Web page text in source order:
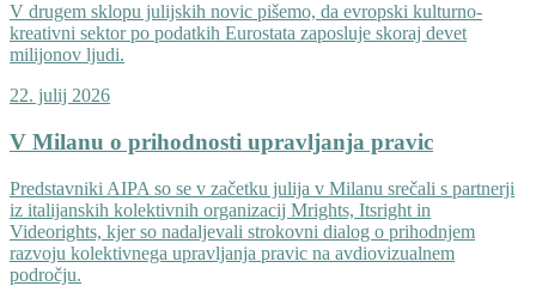
V drugem sklopu julijskih novic pišemo, da evropski kulturno-
kreativni sektor po podatkih Eurostata zaposluje skoraj devet
milijonov ljudi.
22. julij 2026
V Milanu o prihodnosti upravljanja pravic
Predstavniki AIPA so se v začetku julija v Milanu srečali s partnerji
iz italijanskih kolektivnih organizacij Mrights, Itsright in
Videorights, kjer so nadaljevali strokovni dialog o prihodnjem
razvoju kolektivnega upravljanja pravic na avdiovizualnem
področju.